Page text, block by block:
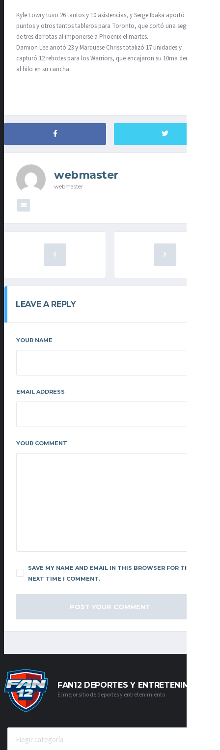
Kyle Lowry tuvo 26 tantos y 10 asistencias, y Serge Ibaka aportó 13
puntos y otros tantos tableros para Toronto, que cortó una seguidilla
de tres derrotas al imponerse a Phoenix el martes.
Damion Lee anotó 23 y Marquese Chriss totalizó 17 unidades y
capturó 12 rebotes para los Warriors, que encajaron su 10ma derrota
al hilo en su cancha.
webmaster
webmaster
LEAVE A REPLY
YOUR NAME
EMAIL ADDRESS
YOUR COMMENT
SAVE MY NAME AND EMAIL IN THIS BROWSER FOR THE
NEXT TIME I COMMENT.
FAN12 DEPORTES Y ENTRETENIMIENTO
El mejor sitio de deportes y entretenimiento